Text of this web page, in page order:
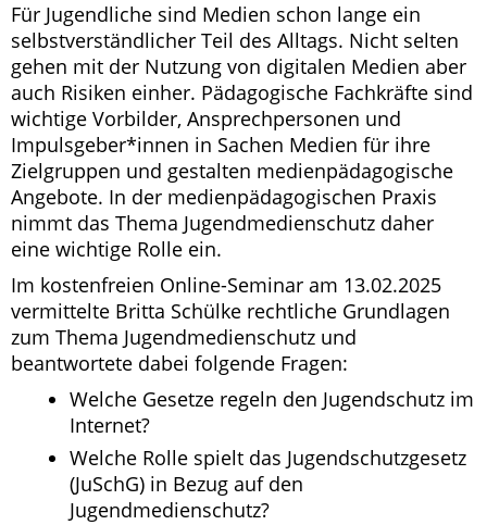
Für Jugendliche sind Medien schon lange ein
selbstverständlicher Teil des Alltags. Nicht selten
gehen mit der Nutzung von digitalen Medien aber
auch Risiken einher. Pädagogische Fachkräfte sind
wichtige Vorbilder, Ansprechpersonen und
Impulsgeber*innen in Sachen Medien für ihre
Zielgruppen und gestalten medienpädagogische
Angebote. In der medienpädagogischen Praxis
nimmt das Thema Jugendmedienschutz daher
eine wichtige Rolle ein.
Im kostenfreien Online-Seminar am 13.02.2025
vermittelte Britta Schülke rechtliche Grundlagen
zum Thema Jugendmedienschutz und
beantwortete dabei folgende Fragen:
Welche Gesetze regeln den Jugendschutz im
Internet?
Welche Rolle spielt das Jugendschutzgesetz
(JuSchG) in Bezug auf den
Jugendmedienschutz?